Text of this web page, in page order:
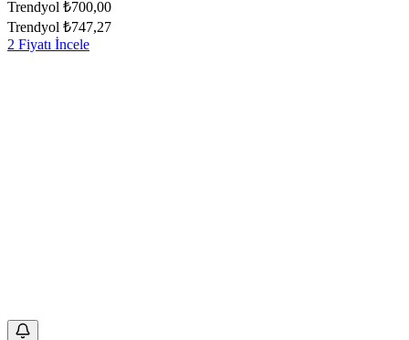
Trendyol ₺700,00
Trendyol ₺747,27
2 Fiyatı İncele